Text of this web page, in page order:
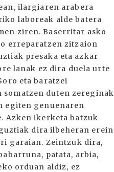
ilargiaren arabera
laboreak alde batera
ziren. Baserritar asko
erreparatzen zitzaion
presaka eta azkar
lanak ez dira duela urte
eta baratzei
duten zereginak
egiten genuenaren
Azken ikerketa batzuk
dira ilbeheran erein
garaian. Zeintzuk dira,
patata, arbia,
orduan aldiz, ez